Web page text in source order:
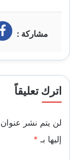
مشاركة :
اترك تعليقاً
لن يتم نشر عنوان
إليها بـ *